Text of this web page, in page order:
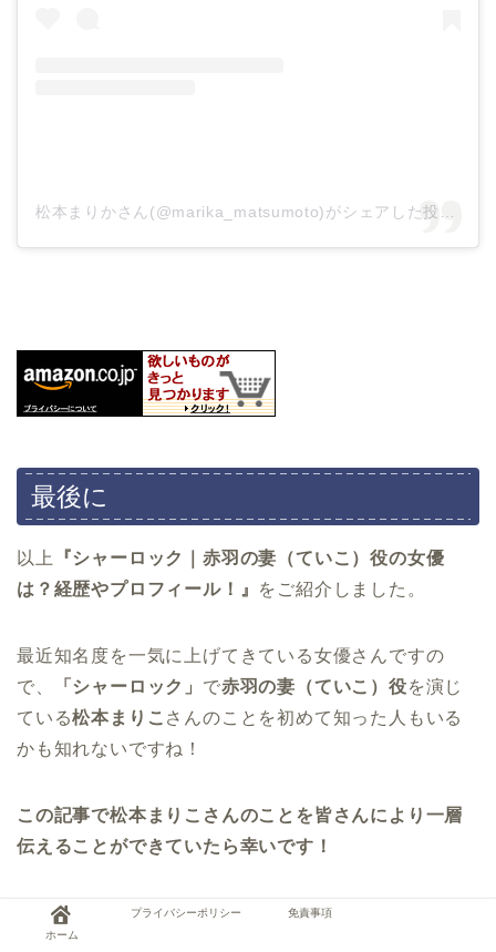
最後に
以上
『シャーロック｜赤羽の妻（ていこ）役の女優
は？経歴やプロフィール！』 をご紹介しました。
最近知名度を一気に上げてきている女優さんですの
で、
「シャーロック」 で赤羽の妻（ていこ）役を演じ
ている松本まりこ さんのことを初めて知った人もいる
かも知れないですね！
この記事で松本まりこさんのことを皆さんにより一層
伝えることができていたら幸いです！
新ドラマ「シャーロック」に出演しているその他の
優・女優
ホーム
プライバシーポリシー 免責事項